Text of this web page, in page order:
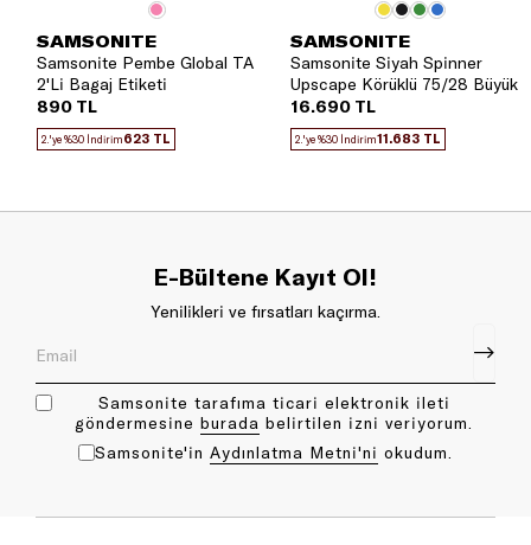
SAMSONITE
Samsonite Pembe Global TA
2'Li Bagaj Etiketi
890 TL
2.'ye %30 İndirim623 TL
SAMSONITE
Samsonite Siyah Spinner
Upscape Körüklü 75/28 Büyük
Boy Valiz
16.690 TL
2.'ye %30 İndirim11.683 TL
E-Bültene Kayıt Ol!
Yenilikleri ve fırsatları kaçırma.
Samsonite tarafıma ticari elektronik ileti
göndermesine bu rada belirtilen izni veriyorum.
Samsonite'in Aydınlatma Metni'ni okudum.